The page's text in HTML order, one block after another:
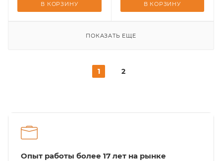
В КОРЗИНУ В КОРЗИНУ
ПОКАЗАТЬ ЕЩЕ
1 2
Опыт работы более 17 лет на рынке